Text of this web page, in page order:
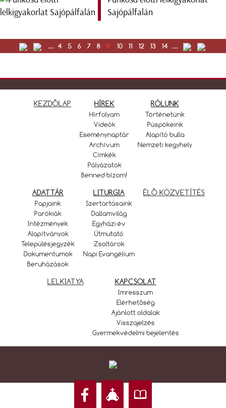
Sajópálfalán
... 4 5 6 7 8 9 10 11 12 13 14 ...
KEZDŐLAP HÍREK
Hírfolyam
Videók
Eseménynaptár
Archívum
Címkék
Pályázatok
Benned bízom!
RÓLUNK
Történetünk
Püspökeink
Alapító bulla
Nemzeti kegyhely
ADATTÁR
Papjaink
Parókiák
Intézmények
Alapítványok
Településjegyzék
Dokumentumok
Beruházások
LITURGIA
Szertartásaink
Dallamvilág
Egyházi év
Útmutató
Zsoltárok
Napi Evangélium
ÉLŐ KÖZVETÍTÉS
LELKIATYA KAPCSOLAT
Imresszum
Elérhetőség
Ajánlott oldalak
Visszajelzés
Gyermekvédelmi bejelentés